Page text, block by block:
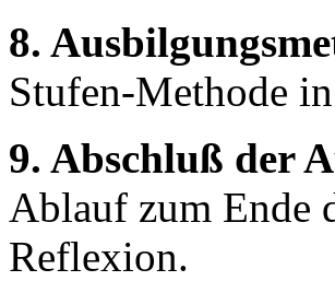
8.
Stufen-Methode
9. Abschluß der
Ablauf zum Ende
Reflexion.